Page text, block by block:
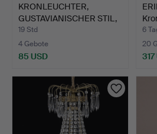
KRONLEUCHTER,
GUSTAVIANISCHER STIL,
UM 190…
19 Std
4 Gebote
85 USD
6
20
317